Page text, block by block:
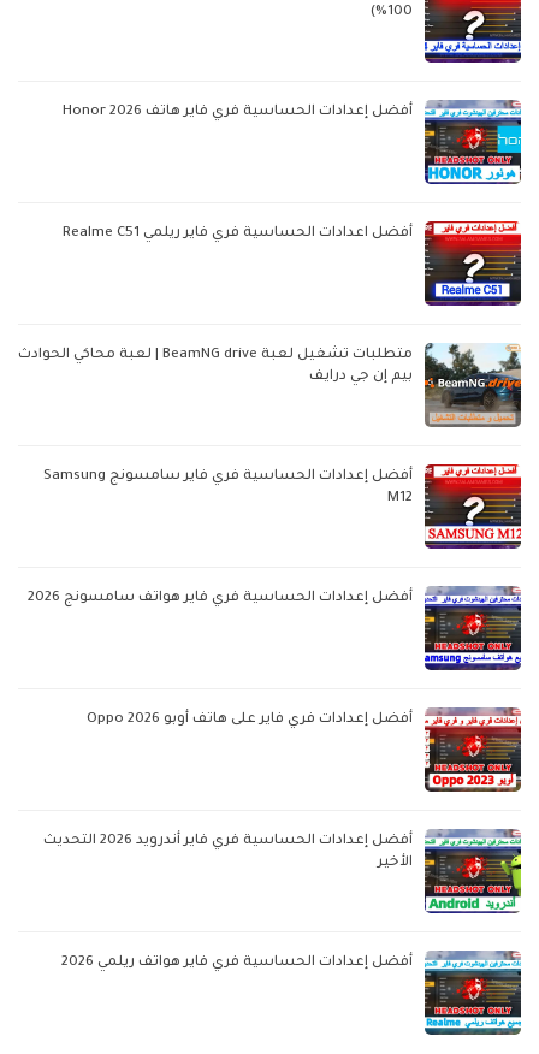
100%)
أفضل إعدادات الحساسية فري فاير هاتف Honor 2026
أفضل اعدادات الحساسية فري فاير ريلمي Realme C51
متطلبات تشغيل لعبة BeamNG drive | لعبة محاكي الحوادث
بيم إن جي درايف
أفضل إعدادات الحساسية فري فاير سامسونج Samsung
M12
أفضل إعدادات الحساسية فري فاير هواتف سامسونج 2026
أفضل إعدادات فري فاير على هاتف أوبو Oppo 2026
أفضل إعدادات الحساسية فري فاير أندرويد 2026 التحديث
الأخير
أفضل إعدادات الحساسية فري فاير هواتف ريلمي 2026